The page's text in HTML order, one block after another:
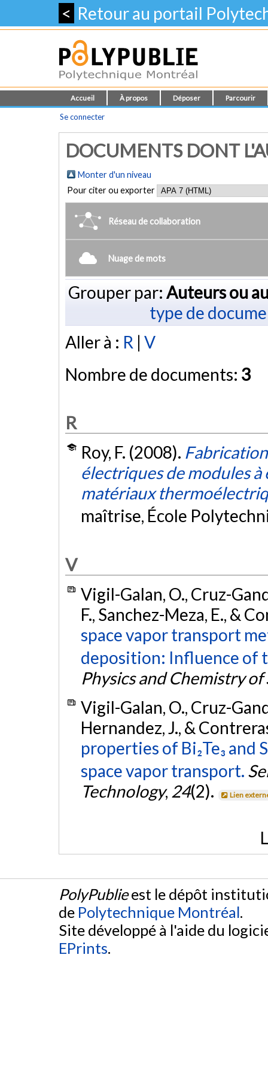
< Retour au portail
Accueil À propos Déposer Parcourir
Se connecter
DOCUMENTS DONT
Monter d'un niveau
Pour citer ou exporter
Réseau de collaboration
Nuage de mots
Grouper par: Auteurs ou
type de
Aller à : R | V
Nombre de documents: 3
R
Roy, F. (2008).
électriques de modules
matériaux
maîtrise, École
V
Vigil-Galan, O., Cruz-
F., Sanchez-Meza, E., &
space vapor transport
deposition: Influence of
Physics and Chemistry of
Vigil-Galan, O., Cruz-
Hernandez, J., &
properties of Bi₂Te₃ and
space vapor transport.
Technology, 24(2). Lien
PolyPublieest le dépôt
de Polytechnique Montréal.
Site développé à l'aide du
EPrints.